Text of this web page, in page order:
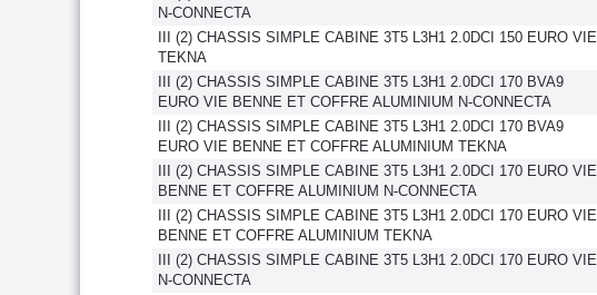
N-CONNECTA
III (2) CHASSIS SIMPLE CABINE 3T5 L3H1 2.0DCI 150 EURO VIE
TEKNA
III (2) CHASSIS SIMPLE CABINE 3T5 L3H1 2.0DCI 170 BVA9
EURO VIE BENNE ET COFFRE ALUMINIUM N-CONNECTA
III (2) CHASSIS SIMPLE CABINE 3T5 L3H1 2.0DCI 170 BVA9
EURO VIE BENNE ET COFFRE ALUMINIUM TEKNA
III (2) CHASSIS SIMPLE CABINE 3T5 L3H1 2.0DCI 170 EURO VIE
BENNE ET COFFRE ALUMINIUM N-CONNECTA
III (2) CHASSIS SIMPLE CABINE 3T5 L3H1 2.0DCI 170 EURO VIE
BENNE ET COFFRE ALUMINIUM TEKNA
III (2) CHASSIS SIMPLE CABINE 3T5 L3H1 2.0DCI 170 EURO VIE
N-CONNECTA